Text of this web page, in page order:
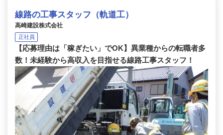
線路の工事スタッフ（軌道工）
高崎建設株式会社
正社員
【応募理由は「稼ぎたい」でOK】異業種からの転職者多
数！未経験から高収入を目指せる線路工事スタッフ！